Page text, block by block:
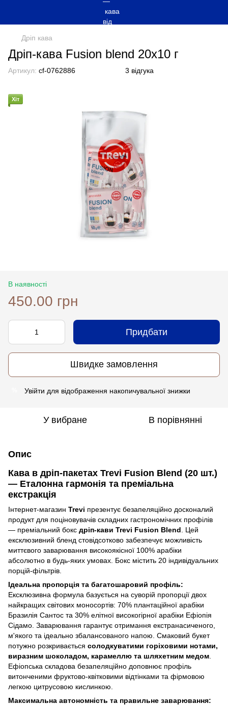
Дріп кава
Дріп-кава Fusion blend 20х10 г
Артикул: cf-0762886 3 відгука
Хіт
В наявності
450.00 грн
Придбати
Швидке замовлення
Увійти для відображення накопичувальної знижки
У вибране В порівнянні
Опис
Кава в дріп-пакетах Trevi Fusion Blend (20 шт.)
— Еталонна гармонія та преміальна
екстракція
Інтернет-магазин Trevi презентує безапеляційно досконалий
продукт для поціновувачів складних гастрономічних профілів
— преміальний бокс дріп-кави Trevi Fusion Blend . Цей
ексклюзивний бленд стовідсотково забезпечує можливість
миттєвого заварювання високоякісної 100% арабіки
абсолютно в будь-яких умовах. Бокс містить 20 індивідуальних
порцій-фільтрів.
Ідеальна пропорція та багатошаровий профіль:
Ексклюзивна формула базується на суворій пропорції двох
найкращих світових моносортів: 70% плантаційної арабіки
Бразилія Сантос та 30% елітної високогірної арабіки Ефіопія
Сідамо. Заварювання гарантує отримання екстранасиченого,
м'якого та ідеально збалансованого напою. Смаковий букет
потужно розкривається солодкуватими горіховими нотами,
виразним шоколадом, карамеллю та шляхетним медом
Ефіопська складова безапеляційно доповнює профіль
витонченими фруктово-квітковими відтінками та фірмовою
легкою цитрусовою кислинкою.
Максимальна автономність та правильне заварювання: